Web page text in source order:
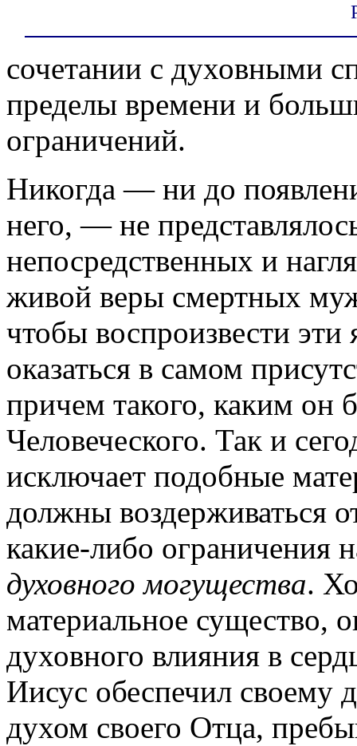
сочетании с духовными
пределы времени и
ограничений.
Никогда — ни до
него, — не
непосредственных и
живой веры смертных
чтобы воспроизвести
оказаться в самом
причем такого, каким
Человеческого. Так и
исключает подобные
должны воздерживаться
какие-либо ограничения
духовного могущества.
материальное существо,
духовного влияния в
Иисус обеспечил своему
духом своего Отца,